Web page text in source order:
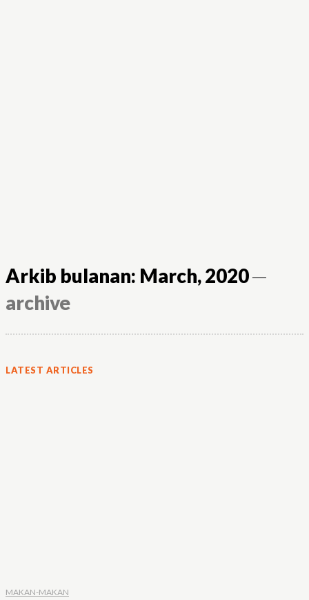
Arkib bulanan: March, 2020─
archive
LATEST ARTICLES
MAKAN-MAKAN